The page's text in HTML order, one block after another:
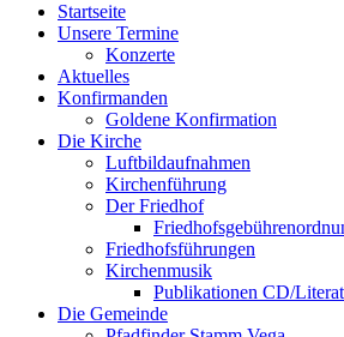
Startseite
Unsere Termine
Konzerte
Aktuelles
Konfirmanden
Goldene Konfirmation
Die Kirche
Luftbildaufnahmen
Kirchenführung
Der Friedhof
Friedhofsführungen
Kirchenmusik
Publikationen CD/
Die Gemeinde